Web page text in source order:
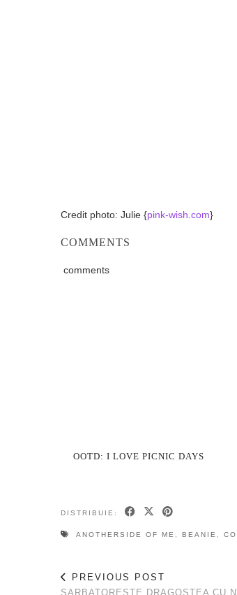
Credit photo: Julie {pink-wish.com}
COMMENTS
comments
OOTD: I LOVE PICNIC DAYS
DISTRIBUIE:
ANOTHERSIDE OF ME BEANIE
PREVIOUS POST
SARBATORESTE DRAGOSTEA CU